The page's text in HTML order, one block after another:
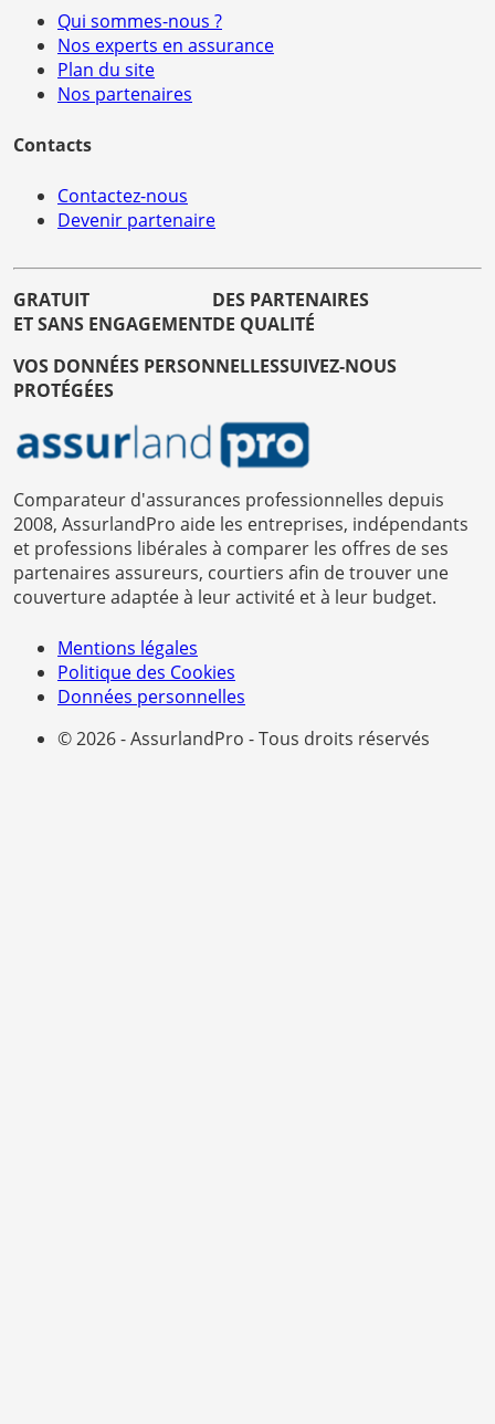
Qui sommes-nous ?
Nos experts en assurance
Plan du site
Nos partenaires
Contacts
Contactez-nous
Devenir partenaire
GRATUIT
ET SANS ENGAGEMENT
DES PARTENAIRES
DE QUALITÉ
VOS DONNÉES PERSONNELLES
PROTÉGÉES
SUIVEZ-NOUS
Comparateur d'assurances professionnelles depuis
2008, AssurlandPro aide les entreprises, indépendants
et professions libérales à comparer les offres de ses
partenaires assureurs, courtiers afin de trouver une
couverture adaptée à leur activité et à leur budget.
Mentions légales
Politique des Cookies
Données personnelles
© 2026 - AssurlandPro - Tous droits réservés